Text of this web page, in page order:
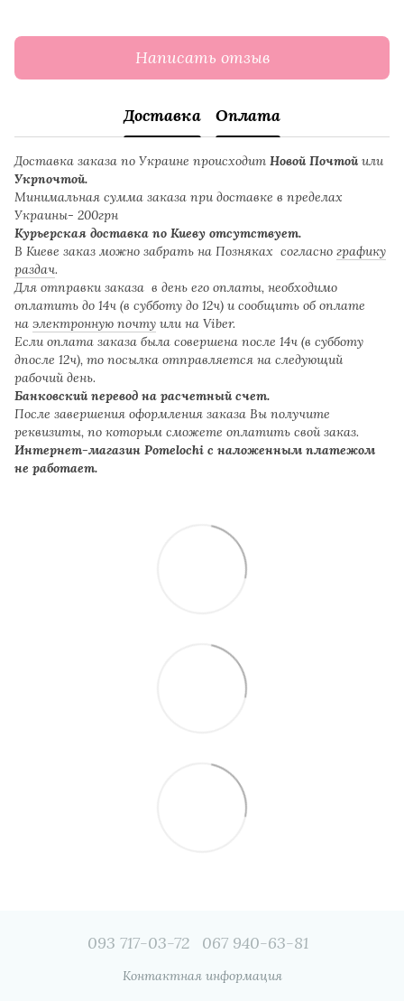
Написать отзыв
Доставка Оплата
Доставка заказа по Украине происходит Новой Почтой или
Укрпочтой.
Минимальная сумма заказа при доставке в пределах
Украины- 200грн
Курьерская доставка по Киеву отсутствует.
В Киеве заказ можно забрать на Позняках согласно графику
раздач.
Для отправки заказа в день его оплаты, необходимо
оплатить до 14ч (в субботу до 12ч) и сообщить об оплате
на электронную почту или на Viber.
Если оплата заказа была совершена после 14ч (в субботу
дпосле 12ч), то посылка отправляется на следующий
рабочий день.
Банковский перевод на расчетный счет.
После завершения оформления заказа Вы получите
реквизиты, по которым сможете оплатить свой заказ.
Интернет-магазин Pomelochi с наложенным платежом
не работает.
093 717-03-72 067 940-63-81
Контактная информация